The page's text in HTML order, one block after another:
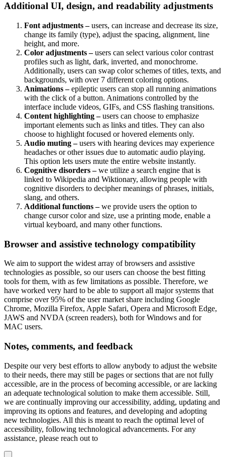
Additional UI, design, and readability adjustments
Font adjustments –users, can increase and decrease its size,
change its family (type), adjust the spacing, alignment, line
height, and more.
Color adjustments –users can select various color contrast
profiles such as light, dark, inverted, and monochrome.
Additionally, users can swap color schemes of titles, texts, and
backgrounds, with over 7 different coloring options.
Animations –epileptic users can stop all running animations
with the click of a button. Animations controlled by the
interface include videos, GIFs, and CSS flashing transitions.
Content highlighting –users can choose to emphasize
important elements such as links and titles. They can also
choose to highlight focused or hovered elements only.
Audio muting –users with hearing devices may experience
headaches or other issues due to automatic audio playing.
This option lets users mute the entire website instantly.
Cognitive disorders –we utilize a search engine that is
linked to Wikipedia and Wiktionary, allowing people with
cognitive disorders to decipher meanings of phrases, initials,
slang, and others.
Additional functions –we provide users the option to
change cursor color and size, use a printing mode, enable a
virtual keyboard, and many other functions.
Browser and assistive technology compatibility
We aim to support the widest array of browsers and assistive
technologies as possible, so our users can choose the best fitting
tools for them, with as few limitations as possible. Therefore, we
have worked very hard to be able to support all major systems that
comprise over 95% of the user market share including Google
Chrome, Mozilla Firefox, Apple Safari, Opera and Microsoft Edge,
JAWS and NVDA (screen readers), both for Windows and for
MAC users.
Notes, comments, and feedback
Despite our very best efforts to allow anybody to adjust the website
to their needs, there may still be pages or sections that are not fully
accessible, are in the process of becoming accessible, or are lacking
an adequate technological solution to make them accessible. Still,
we are continually improving our accessibility, adding, updating and
improving its options and features, and developing and adopting
new technologies. All this is meant to reach the optimal level of
accessibility, following technological advancements. For any
assistance, please reach out to